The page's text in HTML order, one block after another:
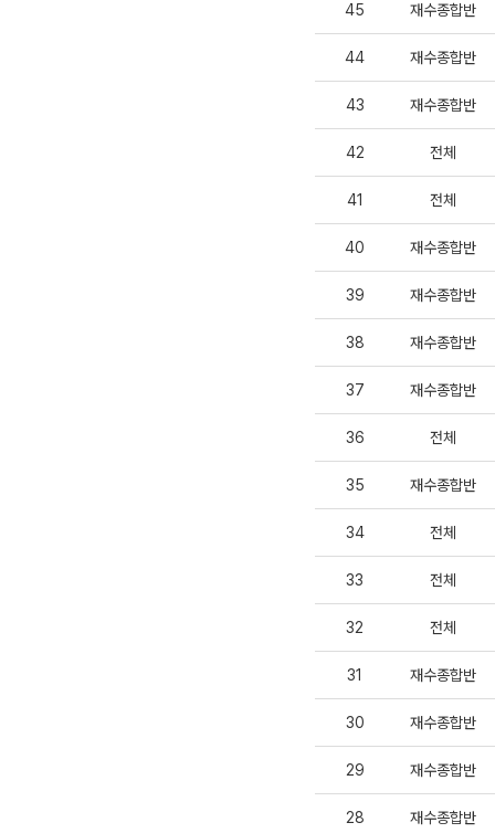
45 재수종합반
44 재수종합반
43 재수종합반
42 전체
41 전체
40 재수종합반
39 재수종합반
38 재수종합반
37 재수종합반
36 전체
35 재수종합반
34 전체
33 전체
32 전체
31 재수종합반
30 재수종합반
29 재수종합반
28 재수종합반